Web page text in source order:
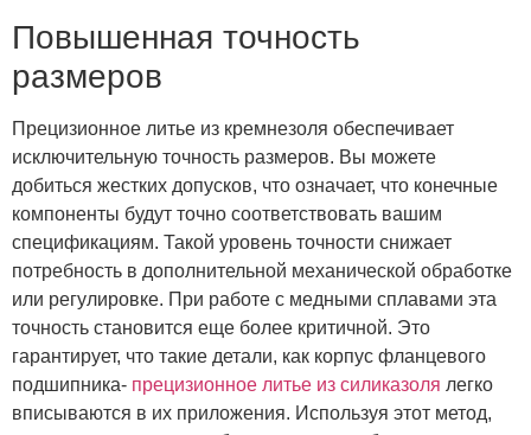
Повышенная точность
размеров
Прецизионное литье из кремнезоля обеспечивает
исключительную точность размеров. Вы можете
добиться жестких допусков, что означает, что конечные
компоненты будут точно соответствовать вашим
спецификациям. Такой уровень точности снижает
потребность в дополнительной механической обработке
или регулировке. При работе с медными сплавами эта
точность становится еще более критичной. Это
гарантирует, что такие детали, как корпус фланцевого
подшипника- прецизионное литье из силиказоля легко
вписываются в их приложения. Используя этот метод,